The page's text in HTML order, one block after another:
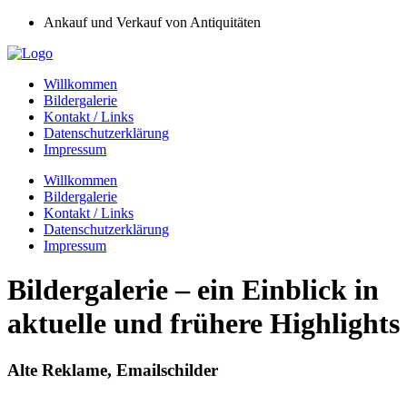
Ankauf und Verkauf von Antiquitäten
Willkommen
Bildergalerie
Kontakt / Links
Datenschutzerklärung
Impressum
Willkommen
Bildergalerie
Kontakt / Links
Datenschutzerklärung
Impressum
Bildergalerie – ein Einblick in
aktuelle und frühere Highlights
Alte Reklame, Emailschilder